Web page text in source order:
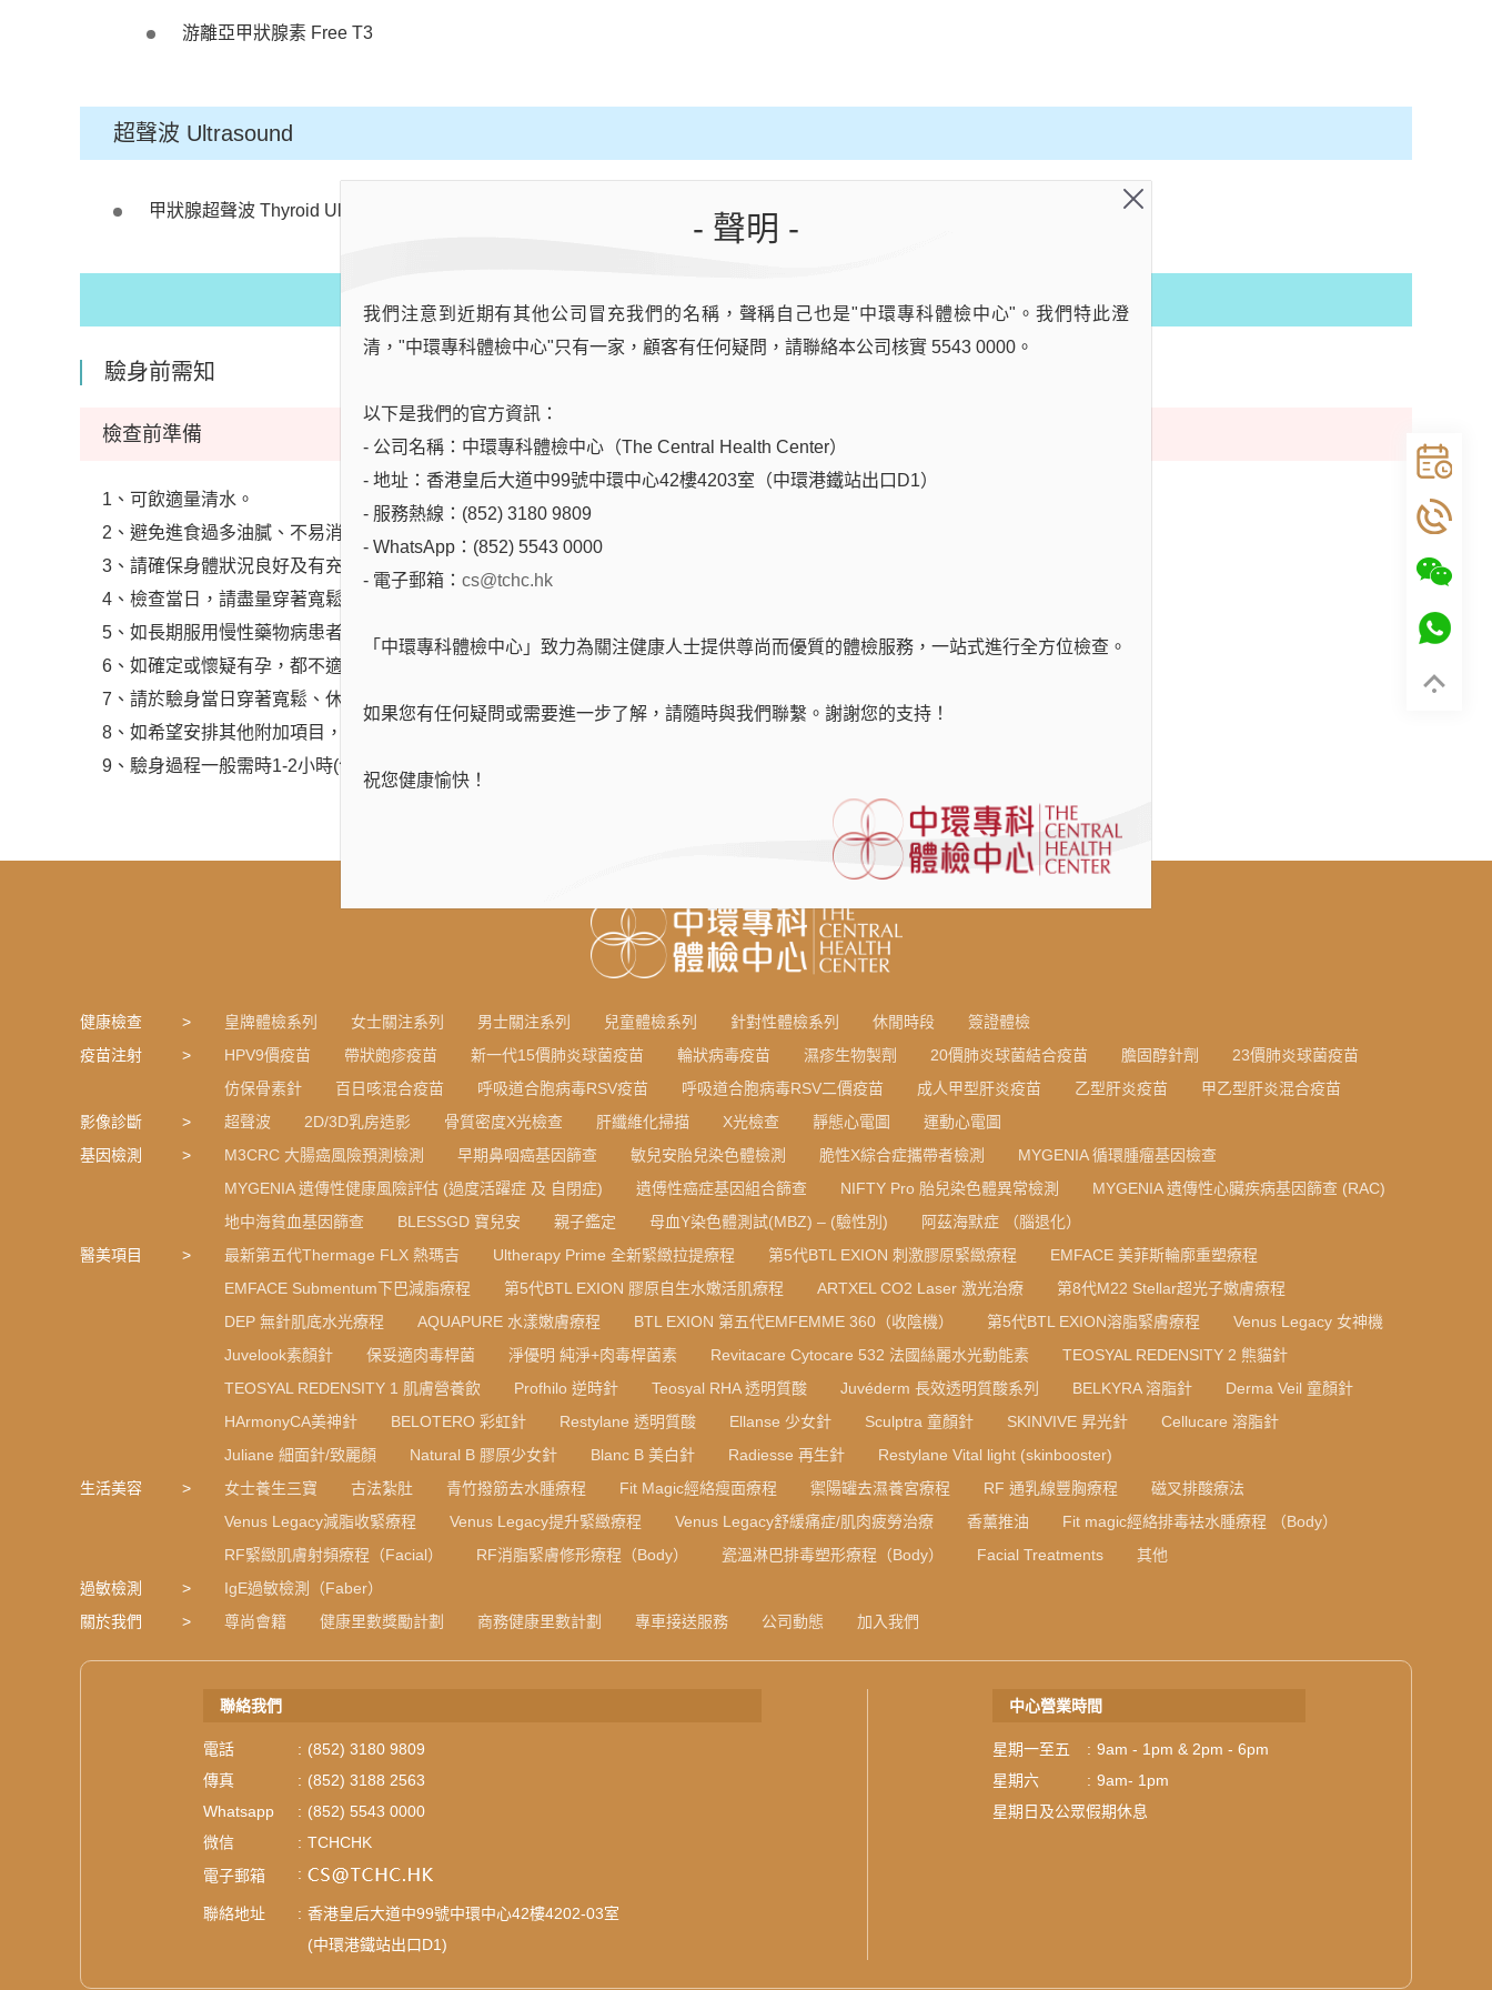
游離亞甲狀腺素 Free T3
超聲波 Ultrasound
甲狀腺超聲波 Thyroid Ultrasound
醫生報告講解 Report interpretation by doctor
驗身前需知
檢查前準備
1、可飲適量清水。
2、避免進食過多油膩、不易消化的食物及飲用濃茶、咖啡、酒精飲品。
3、請確保身體狀況良好及有充足的休息，檢查前避免作劇烈運動。
4、檢查當日，請盡量穿著寬鬆休閒服。
5、如長期服用慢性藥物病患者，請帶同有關藥物及醫療紀錄供醫護人員參考。
6、如確定或懷疑有孕，都不適宜作任何有Ｘ光檢查。
7、請於驗身當日穿著寬鬆、休閒之衣物，如您在驗身當日已安排運動心電圖檢查，請帶備運動服及運動鞋。
8、如希望安排其他附加項目，請在預約時查詢有關所需的準備事項。
9、驗身過程一般需時1-2小時(包括登記及輪候時間)，以避免躭誤閣下，請預留充足時間。
健康檢查 皇牌體檢系列 女士關注系列 男士關注系列 兒童體檢系列 針對性體檢系列 休閒時段
簽證體檢
疫苗注射
HPV9價疫苗 帶狀皰疹疫苗 新一代15價肺炎球菌疫苗 輪狀病毒疫苗 濕疹生物製劑 20價肺炎球菌結合疫苗 膽固醇針劑
23價肺炎球菌疫苗
仿保骨素針
百日咳混合疫苗 呼吸道合胞病毒RSV疫苗 呼吸道合胞病毒RSV二價疫苗 成人甲型肝炎疫苗 乙型肝炎疫苗
甲乙型肝炎混合疫苗
影像診斷
超聲波 2D/3D乳房造影 骨質密度X光檢查 肝纖維化掃描 X光檢查 靜態心電圖
運動心電圖
基因檢測
M3CRC 大腸癌風險預測檢測 早期鼻咽癌基因篩查 敏兒安胎兒染色體檢測 脆性X綜合症攜帶者檢測
MYGENIA 循環腫瘤基因檢查
MYGENIA 遺傳性健康風險評估 (過度活躍症 及 自閉症)
遺傅性癌症基因組合篩查 NIFTY Pro 胎兒染色體異常檢測
MYGENIA 遺傳性心臟疾病基因篩查 (RAC)
地中海貧血基因篩查
BLESSGD 寶兒安 親子鑑定 母血Y染色體測試(MBZ) – (驗性別)
阿茲海默症 （腦退化）
醫美項目
最新第五代Thermage FLX 熱瑪吉 Ultherapy Prime 全新緊緻拉提療程 第5代BTL EXION 刺激膠原緊緻療程
EMFACE 美菲斯輪廓重塑療程
EMFACE Submentum下巴減脂療程
第5代BTL EXION 膠原自生水嫩活肌療程 ARTXEL CO2 Laser 激光治療
第8代M22 Stellar超光子嫩膚療程
DEP 無針肌底水光療程
AQUAPURE 水漾嫩膚療程 BTL EXION 第五代EMFEMME 360（收陰機） 第5代BTL EXION溶脂緊膚療程
Venus Legacy 女神機
Juvelook素顏針
保妥適肉毒桿菌 淨優明 純淨+肉毒桿菌素 Revitacare Cytocare 532 法國絲麗水光動能素
TEOSYAL REDENSITY 2 熊貓針
TEOSYAL REDENSITY 1 肌膚營養飲
Profhilo 逆時針 Teosyal RHA 透明質酸 Juvéderm 長效透明質酸系列 BELKYRA 溶脂針
Derma Veil 童顏針
HArmonyCA美神針
BELOTERO 彩虹針 Restylane 透明質酸 Ellanse 少女針 Sculptra 童顏針 SKINVIVE 昇光針
Cellucare 溶脂針
Juliane 細面針/致麗顏
Natural B 膠原少女針 Blanc B 美白針 Radiesse 再生針
Restylane Vital light (skinbooster)
生活美容
女士養生三寶 古法紮肚 青竹撥筋去水腫療程 Fit Magic經絡瘦面療程 禦陽罐去濕養宮療程 RF 通乳線豐胸療程
磁叉排酸療法
Venus Legacy減脂收緊療程
Venus Legacy提升緊緻療程 Venus Legacy舒緩痛症/肌肉疲勞治療 香薰推油
Fit magic經絡排毒袪水腫療程 （Body）
RF緊緻肌膚射頻療程（Facial）
RF消脂緊膚修形療程（Body） 瓷溫淋巴排毒塑形療程（Body） Facial Treatments
其他
過敏檢測
IgE過敏檢測（Faber）
關於我們
尊尚會籍 健康里數獎勵計劃 商務健康里數計劃 專車接送服務 公司動態 加入我們
聯絡我們
電話 : (852) 3180 9809
傳真
: (852) 3188 2563
Whatsapp
: (852) 5543 0000
微信
: TCHCHK
電子郵箱
:
聯絡地址 : 香港皇后大道中99號中環中心42樓4202-03室
(中環港鐵站出口D1)
中心營業時間
星期一至五 : 9am - 1pm & 2pm - 6pm
星期六
: 9am- 1pm
星期日及公眾假期休息
- 聲明 -
我們注意到近期有其他公司冒充我們的名稱，聲稱自己也是"中環專科體檢中心"。我們特此澄
清，"中環專科體檢中心"只有一家，顧客有任何疑問，請聯絡本公司核實 5543 0000。
以下是我們的官方資訊：
- 公司名稱：中環專科體檢中心（The Central Health Center）
- 地址：香港皇后大道中99號中環中心42樓4203室（中環港鐵站出口D1）
- 服務熱線：(852) 3180 9809
- WhatsApp：(852) 5543 0000
- 電子郵箱： cs@tchc.hk
「中環專科體檢中心」致力為關注健康人士提供尊尚而優質的體檢服務，一站式進行全方位檢查。
如果您有任何疑問或需要進一步了解，請隨時與我們聯繫。謝謝您的支持！
祝您健康愉快！